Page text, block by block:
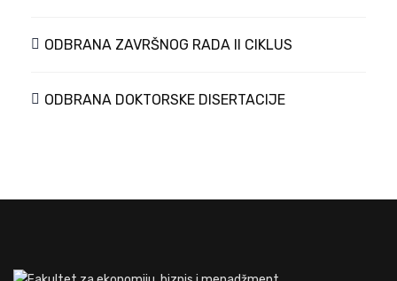
ODBRANA ZAVRŠNOG RADA II CIKLUS
ODBRANA DOKTORSKE DISERTACIJE